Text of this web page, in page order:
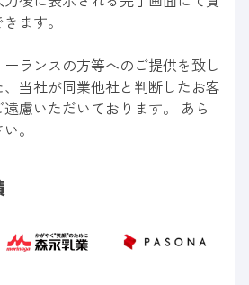
ます。
ランスの方等へのご提供を致し
当社が同業他社と判断したお客
慮いただいております。 あら
。